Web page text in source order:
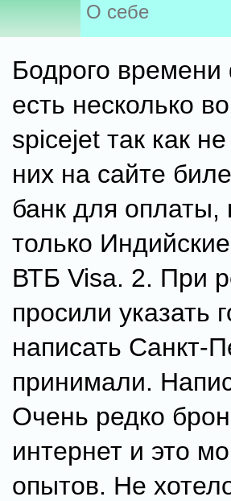
О себе
Бодрого
есть несколько
spicejet так как
них на сайте
банк для
только
ВТБ Visa. 2. При
просили указать
написать Санкт-
принимали.
Очень редко
интернет и это
опытов. Не